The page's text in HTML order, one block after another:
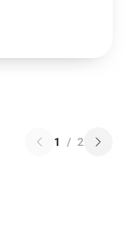
1 / 2